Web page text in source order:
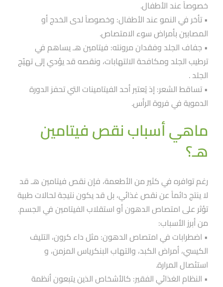
خصوصاََ عند الأطفال.
• تأخر في النمو عند الأطفال: وخصوصاََ لدى الخدج أو
المصابين بأمراض سوء الامتصاص.
• جفاف الجلد وفقدان مرونته: فيتامين هـ يساهم في
ترطيب الجلد ومكافحة الالتهابات، ونقصه قد يؤدي إلى تهيّج
الجلد .
• تساقط الشعر: إذ يُعتبر أحد الفيتامينات التي تحفز الدورة
الدموية في فروة الرأس.
ماهي أسباب نقص فيتامين
هـ؟
رغم توافره في كثير من الأطعمة، فإن نقص فيتامين هـ قد
لا ينتج دائماََ عن نقص غذائي، بل قد يكون نتيجة لحالات طبية
تؤثر على امتصاص الدهون أو استقلاب الفيتامين في الجسم.
من أبرز الأسباب:
• اضطرابات في امتصاص الدهون: مثل داء كرون، التليف
الكيسي، أمراض الكبد، والتهاب البنكرياس المزمن، و
استئصال المرارة.
• النظام الغذائي الفقير: كالأشخاص الذين يتبعون أنظمة